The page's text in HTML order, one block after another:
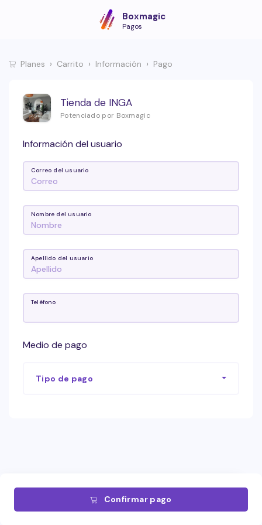
Boxmagic
Pagos
Planes Carrito Información Pago
Tienda de INGA
Potenciado por Boxmagic
Información del usuario
Correo del usuario
Nombre del usuario
Apellido del usuario
Teléfono
Medio de pago
Tipo de pago
Confirmar pago